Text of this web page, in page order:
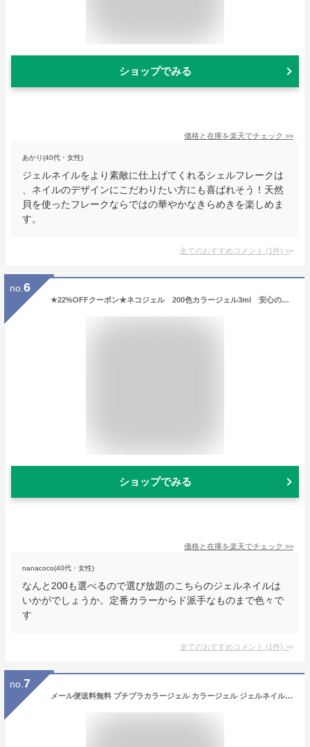
ショップでみる
価格と在庫を楽天でチェック >>
あかり(40代・女性)
ジェルネイルをより素敵に仕上げてくれるシェルフレークは
、ネイルのデザインにこだわりたい方にも喜ばれそう！天然
貝を使ったフレークならではの華やかなきらめきを楽しめま
す。
全てのおすすめコメント (1件) >
no. 6
★22%OFFクーポン★ネコジェル 200色カラージェル3ml 安心の化粧品登録済 ジェル ネイル ジェルネイル メール便 ネコポス ネイルアート セルフネイル ソークオフジェル 定番カラー くすみカラー クリアジェル プチプラ
ショップでみる
価格と在庫を楽天でチェック >>
nanacoco(40代・女性)
なんと200も選べるので選び放題のこちらのジェルネイルは
いかがでしょうか。定番カラーからド派手なものまで色々で
す
全てのおすすめコメント (1件) >
no. 7
メール便送料無料 プチプラカラージェル カラージェル ジェルネイル ネイル カラー ジェル セルフネイル プチプラ ネイルアート ポリッシュ ネイル用品 ネイルアート セルフジェルネイル ネイルカラー 夏ネイル フットネイル